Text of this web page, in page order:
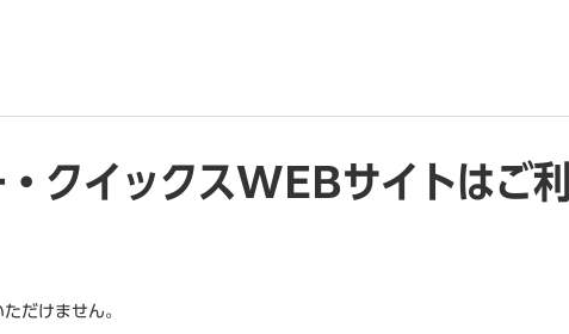
クイックスWEBサイトはご
だけません。